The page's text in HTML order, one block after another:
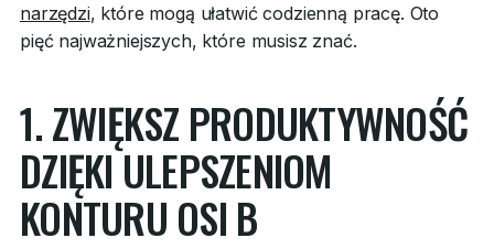
narzędzi, które mogą ułatwić codzienną pracę. Oto
pięć najważniejszych, które musisz znać.
1. ZWIĘKSZ PRODUKTYWNOŚĆ
DZIĘKI ULEPSZENIOM
KONTURU OSI B